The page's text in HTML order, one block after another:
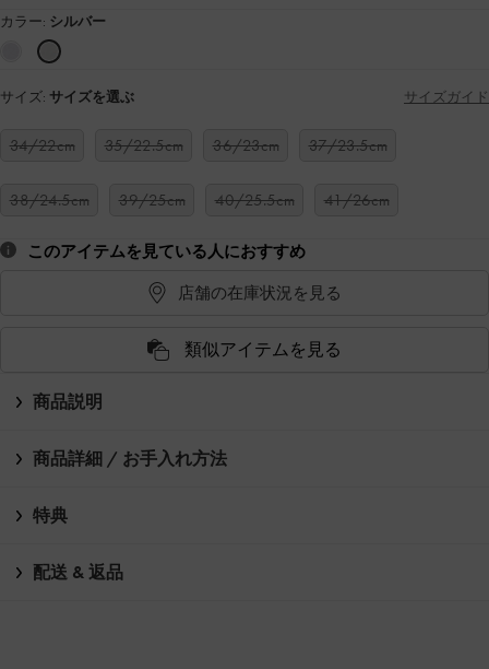
カラー: シルバー
サイズ: サイズを選ぶ サイズガイド
34/22cm 35/22.5cm 36/23cm 37/23.5cm
38/24.5cm 39/25cm 40/25.5cm 41/26cm
このアイテムを見ている人におすすめ
店舗の在庫状況を見る
類似アイテムを見る
商品説明
商品詳細 / お手入れ方法
特典
配送 & 返品